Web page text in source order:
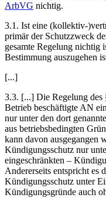
ArbVG nichtig.
3.1. Ist eine (kollektiv-
primär der Schutzzweck
gesamte Regelung nichtig
Bestimmung auszugehen
[...]
3.3. [...] Die Regelung
Betrieb beschäftigte AN
nur unter den dort
aus betriebsbedingten
kann davon ausgegangen
Kündigungsschutz nur
eingeschränkten –
Andererseits entspricht es
Kündigungsschutz unter
Kündigungsgründe auch